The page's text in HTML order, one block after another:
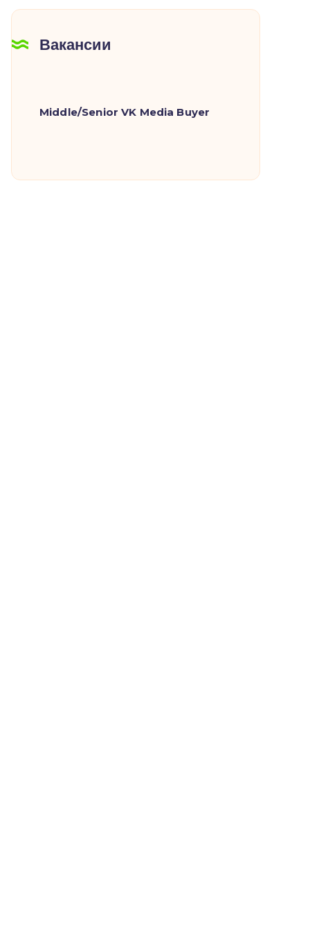
Вакансии
Middle/Senior VK Media Buyer